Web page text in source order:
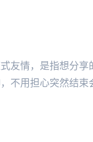
友情，是指想分
不用担心突然结